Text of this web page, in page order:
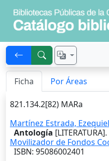
Ficha Por Áreas
821.134.2[82) MARa
Martínez Estrada, Ezequiel
Antología [LITERATURA].
Movilizador de Fondos
ISBN: 95086002401